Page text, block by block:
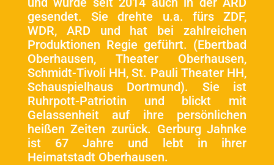
gesendet. Sie drehte u.a. fürs ZDF,
WDR, ARD und hat bei zahlreichen
Produktionen Regie geführt. (Ebertbad
Oberhausen, Theater Oberhausen,
Schmidt-Tivoli HH, St. Pauli Theater HH,
Schauspielhaus Dortmund). Sie ist
Ruhrpott-Patriotin und blickt mit
Gelassenheit auf ihre persönlichen
heißen Zeiten zurück. Gerburg Jahnke
ist 67 Jahre und lebt in ihrer
Heimatstadt Oberhausen.